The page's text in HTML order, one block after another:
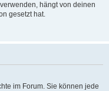
hängt von deinen
gesetzt hat.
im Forum. Sie können jede